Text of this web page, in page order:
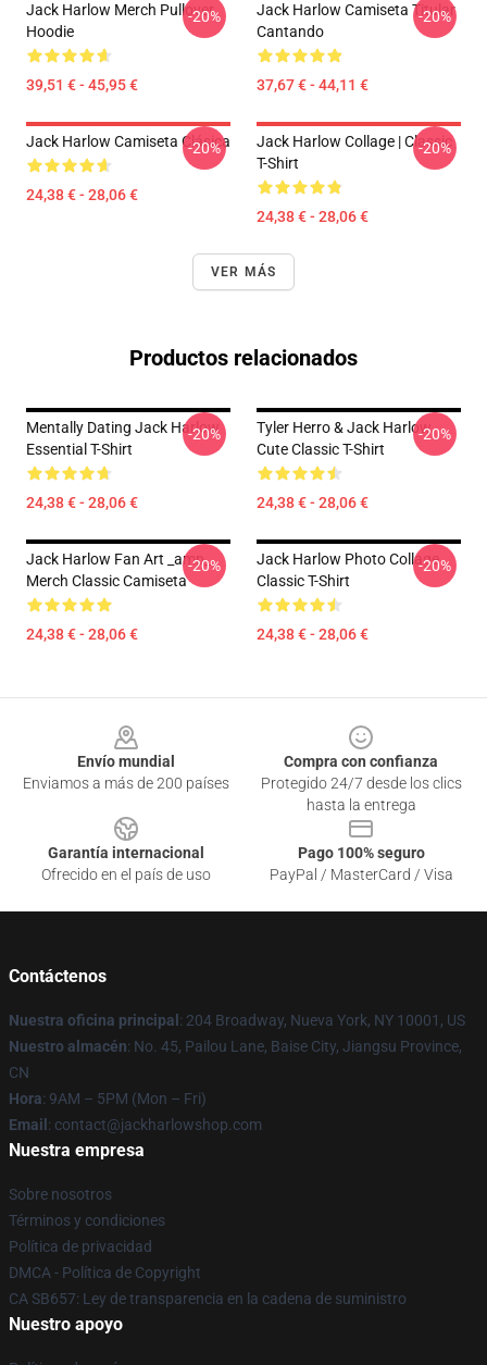
Jack Harlow Merch Pullover
Hoodie
39,51 € - 45,95 €
-20%
Jack Harlow Camiseta Titular
Cantando
37,67 € - 44,11 €
-20%
Jack Harlow Camiseta Clásica
24,38 € - 28,06 €
-20%
Jack Harlow Collage | Classic
T-Shirt
24,38 € - 28,06 €
-20%
VER MÁS
Productos relacionados
Mentally Dating Jack Harlow
Essential T-Shirt
24,38 € - 28,06 €
-20%
Tyler Herro & Jack Harlow
Cute Classic T-Shirt
24,38 € - 28,06 €
-20%
Jack Harlow Fan Art _amp_
Merch Classic Camiseta
24,38 € - 28,06 €
-20%
Jack Harlow Photo Collage
Classic T-Shirt
24,38 € - 28,06 €
-20%
Envío mundial
Enviamos a más de 200 países
Compra con confianza
Protegido 24/7 desde los clics
hasta la entrega
Garantía internacional
Ofrecido en el país de uso
Pago 100% seguro
PayPal / MasterCard / Visa
Contáctenos
Nuestra oficina principal : 204 Broadway, Nueva York, NY 10001, US
Nuestro almacén: No. 45, Pailou Lane, Baise City, Jiangsu Province,
CN
Hora: 9AM – 5PM (Mon – Fri)
Email : contact@jackharlowshop.com
Nuestra empresa
Sobre nosotros
Términos y condiciones
Política de privacidad
DMCA - Política de Copyright
CA SB657: Ley de transparencia en la cadena de suministro
Nuestro apoyo